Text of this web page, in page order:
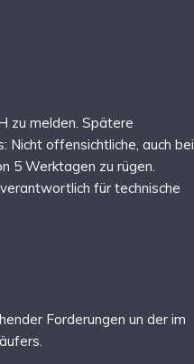
zu melden. Spätere
Nicht offensichtliche, auch bei
5 Werktagen zu rügen.
für technische
Forderungen un der im